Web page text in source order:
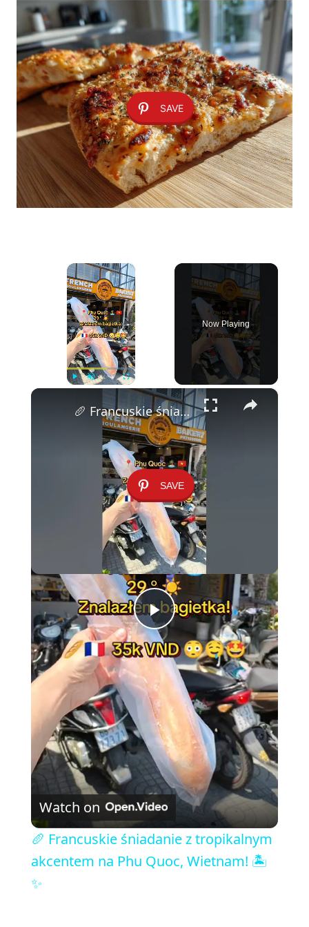
SAVE
×
Fullscreen
Now Playing
×
SAVE
P
l
a
y
V
i
🥖 Francuskie śniadanie z tropikalnym akcentem na Phu Quoc, Wietnam! 🏝️✨
Watch on
🥖 Francuskie śniadanie z tropikalnym
akcentem na Phu Quoc, Wietnam! 🏝️
✨